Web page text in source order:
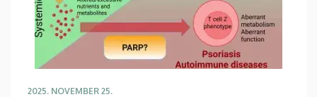
2025. NOVEMBER 25.